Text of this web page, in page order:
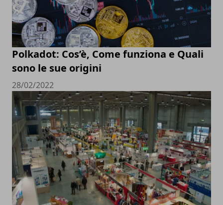
Polkadot: Cos’è, Come funziona e Quali
sono le sue origini
28/02/2022